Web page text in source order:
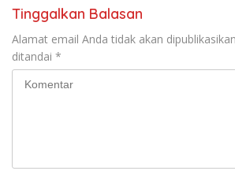
Tinggalkan Balasan
Alamat email Anda tidak akan
ditandai *